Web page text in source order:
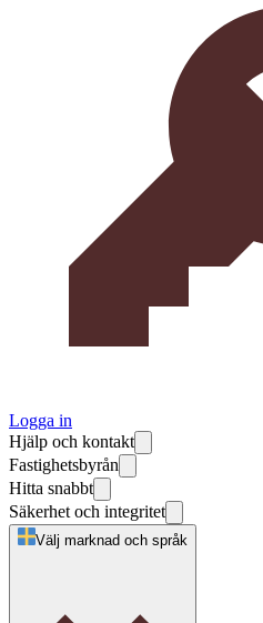
Logga in
Hjälp och kontakt
Fastighetsbyrån
Hitta snabbt
Säkerhet och integritet
Välj marknad och språk